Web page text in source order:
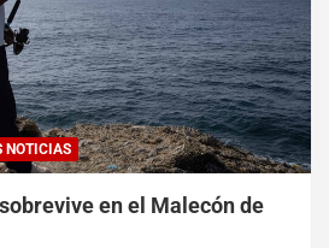
NOTICIAS
en el Malecón de